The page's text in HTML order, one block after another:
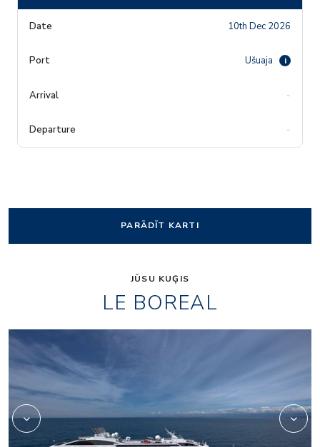
10th Dec 2026
Ušuaja i
-
-
PARĀDĪT KARTI
JŪSU KUĢIS
LE BOREAL